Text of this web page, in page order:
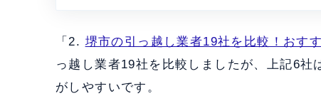
「2. 堺市の引っ越し業者19社を比較！おす
っ越し業者19社を比較しましたが、上記6
がしやすいです。